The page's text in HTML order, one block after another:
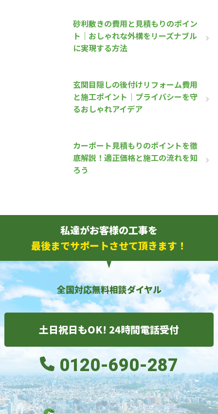
砂利敷きの費用と見積もりのポイン
ト｜おしゃれな外構をリーズナブル
に実現する方法
玄関目隠しの後付けリフォーム費用
と施工ポイント｜プライバシーを守
るおしゃれアイデア
カーポート見積もりのポイントを徹
底解説！適正価格と施工の流れを知
ろう
私達がお客様の工事を
最後までサポートさせて頂きます！
全国対応無料相談ダイヤル
土日祝日もOK! 24時間電話受付
0120-690-287